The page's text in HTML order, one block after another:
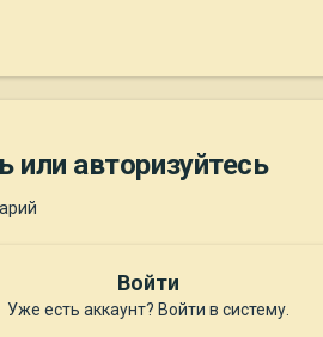
или авторизуйтесь
Войти
Уже есть аккаунт? Войти в систему.